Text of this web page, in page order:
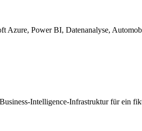
Azure, Power BI, Datenanalyse,
Intelligence-Infrastruktur für ein